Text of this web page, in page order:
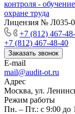
Лицензия № Л035-
+7 (812) 467-
+7 (812) 467-48-40
Заказать звонок
E-mail
mail@audit-ot.ru
Адрес
Москва, ул.
Режим работы
Пн. – Пт.: с 9:00 до